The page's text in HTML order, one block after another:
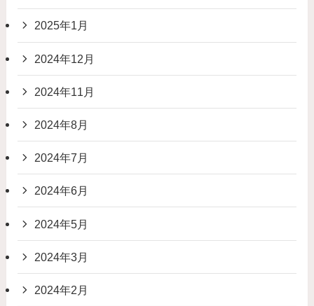
2025年1月
2024年12月
2024年11月
2024年8月
2024年7月
2024年6月
2024年5月
2024年3月
2024年2月